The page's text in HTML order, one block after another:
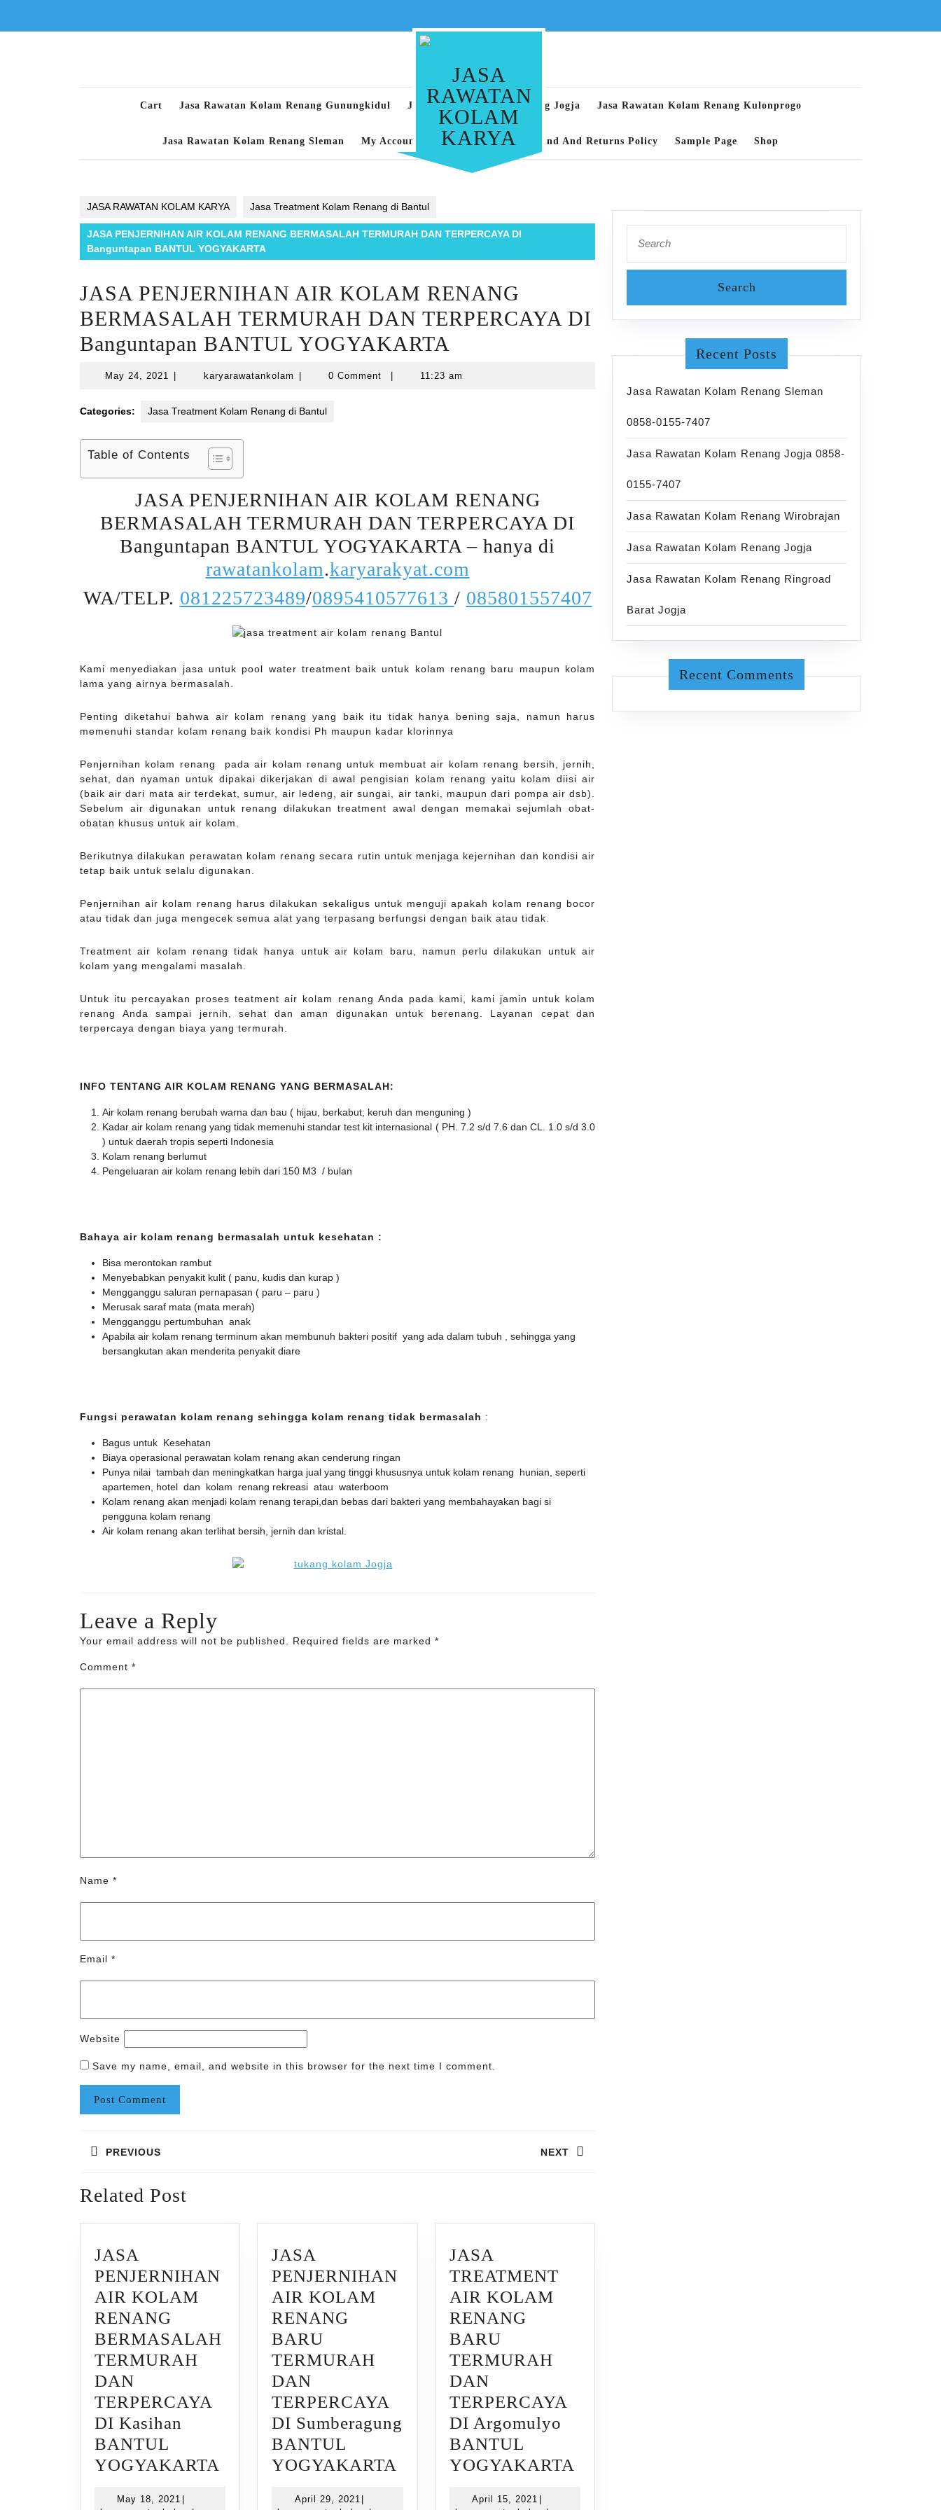
JASA
RAWATAN
KOLAM
KARYA
Cart Jasa Rawatan Kolam Renang Gunungkidul Jasa Rawatan Kolam Renang Jogja Jasa Rawatan Kolam Renang Kulonprogo
Jasa Rawatan Kolam Renang Sleman My Account Privacy Policy Refund And Returns Policy Sample Page Shop
JASA RAWATAN KOLAM KARYA Jasa Treatment Kolam Renang di Bantul
JASA PENJERNIHAN AIR KOLAM RENANG BERMASALAH TERMURAH DAN TERPERCAYA DI
Banguntapan BANTUL YOGYAKARTA
JASA PENJERNIHAN AIR KOLAM RENANG
BERMASALAH TERMURAH DAN TERPERCAYA DI
Banguntapan BANTUL YOGYAKARTA
May 24, 2021 May
karyarawatankolam karyarawatankolam
0 Comment 11:23 am
Categories: Jasa Treatment Kolam Renang di Bantul
Table of Contents
JASA PENJERNIHAN AIR KOLAM RENANG
BERMASALAH TERMURAH DAN TERPERCAYA DI
Banguntapan BANTUL YOGYAKARTA – hanya di
rawatankolam.karyarakyat.com
WA/TELP. 081225723489/0895410577613 / 085801557407
Kami menyediakan jasa untuk pool water treatment baik untuk kolam renang baru maupun kolam
lama yang airnya bermasalah.
Penting diketahui bahwa air kolam renang yang baik itu tidak hanya bening saja, namun harus
memenuhi standar kolam renang baik kondisi Ph maupun kadar klorinnya
Penjernihan kolam renang pada air kolam renang untuk membuat air kolam renang bersih, jernih,
sehat, dan nyaman untuk dipakai dikerjakan di awal pengisian kolam renang yaitu kolam diisi air
(baik air dari mata air terdekat, sumur, air ledeng, air sungai, air tanki, maupun dari pompa air dsb).
Sebelum air digunakan untuk renang dilakukan treatment awal dengan memakai sejumlah obat-
obatan khusus untuk air kolam.
Berikutnya dilakukan perawatan kolam renang secara rutin untuk menjaga kejernihan dan kondisi air
tetap baik untuk selalu digunakan.
Penjernihan air kolam renang harus dilakukan sekaligus untuk menguji apakah kolam renang bocor
atau tidak dan juga mengecek semua alat yang terpasang berfungsi dengan baik atau tidak.
Treatment air kolam renang tidak hanya untuk air kolam baru, namun perlu dilakukan untuk air
kolam yang mengalami masalah.
Untuk itu percayakan proses teatment air kolam renang Anda pada kami, kami jamin untuk kolam
renang Anda sampai jernih, sehat dan aman digunakan untuk berenang. Layanan cepat dan
terpercaya dengan biaya yang termurah.
INFO TENTANG AIR KOLAM RENANG YANG BERMASALAH:
Air kolam renang berubah warna dan bau ( hijau, berkabut, keruh dan menguning )
Kadar air kolam renang yang tidak memenuhi standar test kit internasional ( PH. 7.2 s/d 7.6 dan CL. 1.0 s/d 3.0
) untuk daerah tropis seperti Indonesia
Kolam renang berlumut
Pengeluaran air kolam renang lebih dari 150 M3 / bulan
Bahaya air kolam renang bermasalah untuk kesehatan :
Bisa merontokan rambut
Menyebabkan penyakit kulit ( panu, kudis dan kurap )
Mengganggu saluran pernapasan ( paru – paru )
Merusak saraf mata (mata merah)
Mengganggu pertumbuhan anak
Apabila air kolam renang terminum akan membunuh bakteri positif yang ada dalam tubuh , sehingga yang
bersangkutan akan menderita penyakit diare
Fungsi perawatan kolam renang sehingga kolam renang tidak bermasalah :
Bagus untuk Kesehatan
Biaya operasional perawatan kolam renang akan cenderung ringan
Punya nilai tambah dan meningkatkan harga jual yang tinggi khususnya untuk kolam renang hunian, seperti
apartemen, hotel dan kolam renang rekreasi atau waterboom
Kolam renang akan menjadi kolam renang terapi,dan bebas dari bakteri yang membahayakan bagi si
pengguna kolam renang
Air kolam renang akan terlihat bersih, jernih dan kristal.
Leave a Reply
Your email address will not be published. Required fields are marked *
Comment *
Name *
Email *
Website
Save my name, email, and website in this browser for the next time I comment.
PREVIOUS
post:
NEXT
Related Post
JASA
PENJERNIHAN
AIR KOLAM
RENANG
BERMASALAH
TERMURAH
DAN
TERPERCAYA
DI Kasihan
BANTUL
YOGYAKARTA
May 18, 2021 May
JASA
PENJERNIHAN
AIR KOLAM
RENANG
BARU
TERMURAH
DAN
TERPERCAYA
DI Sumberagung
BANTUL
YOGYAKARTA
April 29, 2021 April
JASA
TREATMENT
AIR KOLAM
RENANG
BARU
TERMURAH
DAN
TERPERCAYA
DI Argomulyo
BANTUL
YOGYAKARTA
April 15, 2021 April
for:
Recent Posts
Jasa Rawatan Kolam Renang Sleman
0858-0155-7407
Jasa Rawatan Kolam Renang Jogja 0858-
0155-7407
Jasa Rawatan Kolam Renang Wirobrajan
Jasa Rawatan Kolam Renang Jogja
Jasa Rawatan Kolam Renang Ringroad
Barat Jogja
Recent Comments